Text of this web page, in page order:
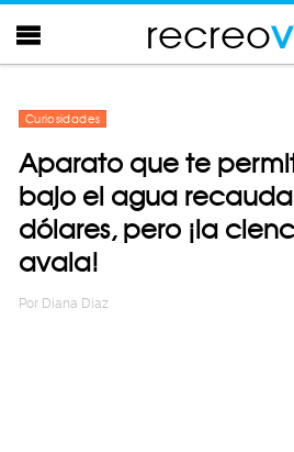
recreo
Curiosidades
Aparato que te
bajo el agua recauda
dólares, pero ¡la
avala!
Por Diana Diaz